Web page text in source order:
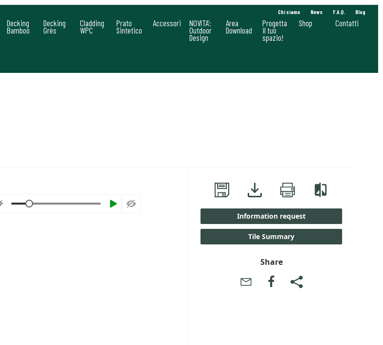
Chi siamo News F.A.Q. Blog
Decking
Bamboo
Decking
Grès
Cladding
WPC
Prato
Sintetico
Accessori NOVITA’:
Outdoor
Design
Area
Download
Progetta
il tuo
spazio!
Shop Contatti